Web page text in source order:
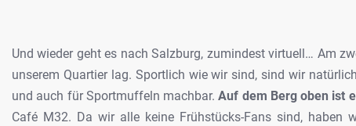
Und wieder geht es nach Salzburg, zumindest virtuell… Am
unserem Quartier lag. Sportlich wie wir sind, sind wir
und auch für Sportmuffeln machbar.Auf dem Berg oben ist
Café M32. Da wir alle keine Frühstücks-Fans sind, haben